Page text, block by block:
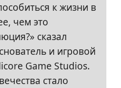
к жизни в
чем это
сказал
и игровой
Game Studios.
стало